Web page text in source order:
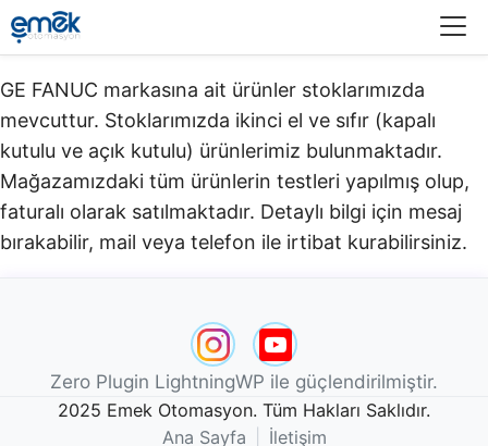
GE FANUC markasına ait ürünler stoklarımızda
mevcuttur. Stoklarımızda ikinci el ve sıfır (kapalı
kutulu ve açık kutulu) ürünlerimiz bulunmaktadır.​
Mağazamızdaki tüm ürünlerin testleri yapılmış olup,
faturalı olarak satılmaktadır. Detaylı bilgi için mesaj
bırakabilir, mail veya telefon ile irtibat kurabilirsiniz.
Zero Plugin LightningWP ile güçlendirilmiştir.
2025 Emek Otomasyon. Tüm Hakları Saklıdır.
Ana Sayfa
İletişim